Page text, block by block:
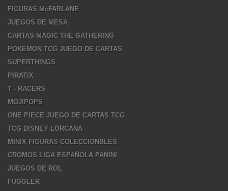
FIGURAS McFARLANE
JUEGOS DE MESA
CARTAS MAGIC THE GATHERING
POKEMON TCG JUEGO DE CARTAS
SUPERTHINGS
PIRATIX
T - RACERS
MOJIPOPS
ONE PIECE JUEGO DE CARTAS TCG
TCG DISNEY LORCANA
MINIX FIGURAS COLECCIONBLES
CROMOS LIGA ESPAÑOLA PANINI
JUEGOS DE ROL
FUGGLER